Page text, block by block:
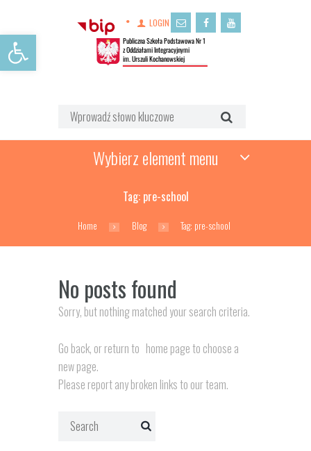
Open toolbar
LOGIN
Wybierz element menu
Tag: pre-school
Home Blog Tag: pre-school
No posts found
Sorry, but nothing matched your search criteria.
Go back, or return to home page to choose a
new page.
Please report any broken links to our team.